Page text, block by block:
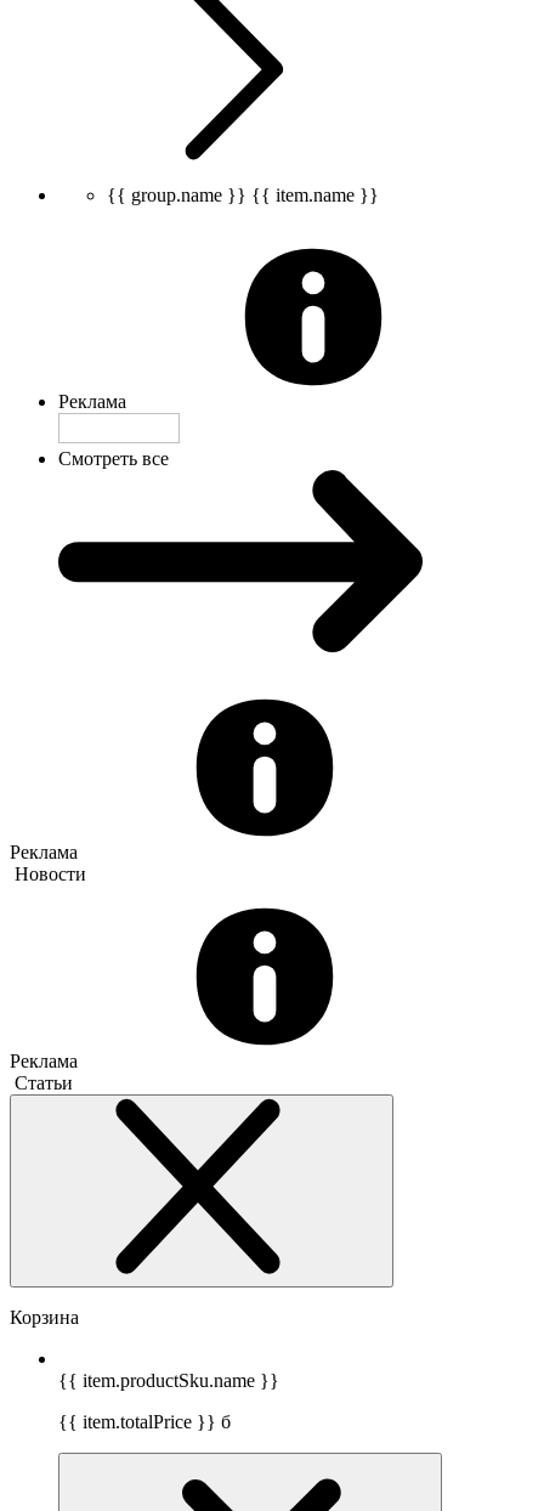
{{ group.name }} {{ item.name }}
Реклама
Смотреть все
Реклама
Новости
Реклама
Статьи
Корзина
{{ item.productSku.name }}
{{ item.totalPrice }} б